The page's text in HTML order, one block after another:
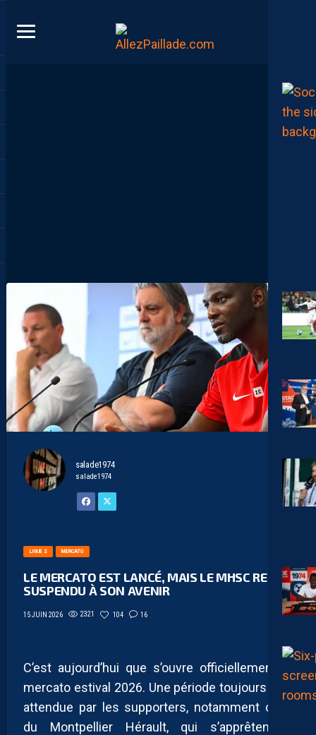
salade1974
salade1974
LIGUE 2 MERCATO
LE MERCATO EST LANCÉ, MAIS LE MHSC RESTE
SUSPENDU À SON AVENIR
15 JUIN 2026 2321 104 16
C’est aujourd’hui que s’ouvre officiellement le
mercato estival 2026. Une période toujours très
attendue par les supporters, notamment ceux
du Montpellier Hérault, qui s’apprêtent à